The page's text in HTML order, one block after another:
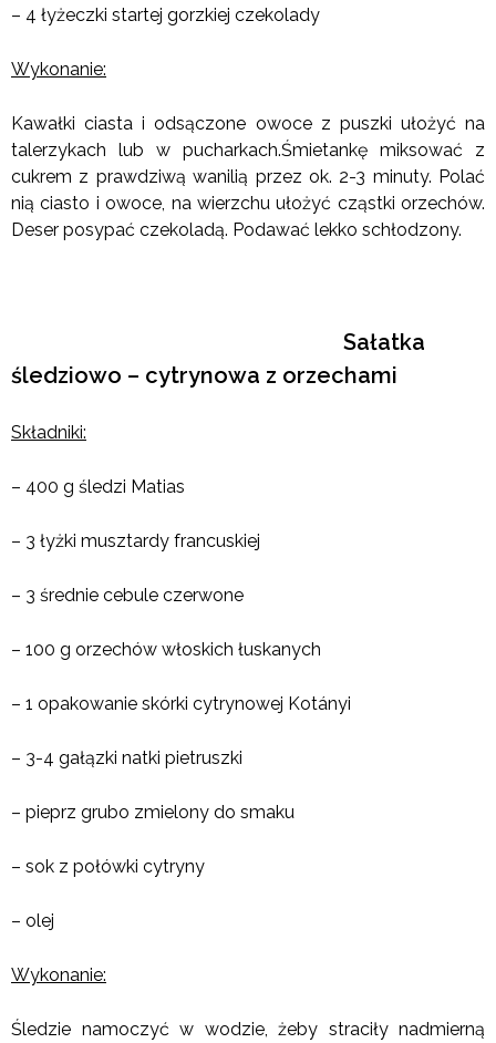
– 4 łyżeczki startej gorzkiej czekolady
Wykonanie:
Kawałki ciasta i odsączone owoce z puszki ułożyć na
talerzykach lub w pucharkach.Śmietankę miksować z
cukrem z prawdziwą wanilią przez ok. 2-3 minuty. Polać
nią ciasto i owoce, na wierzchu ułożyć cząstki orzechów.
Deser posypać czekoladą. Podawać lekko schłodzony.
Sałatka
śledziowo – cytrynowa z orzechami
Składniki:
– 400 g śledzi Matias
– 3 łyżki musztardy francuskiej
– 3 średnie cebule czerwone
– 100 g orzechów włoskich łuskanych
– 1 opakowanie skórki cytrynowej Kotányi
– 3-4 gałązki natki pietruszki
– pieprz grubo zmielony do smaku
– sok z połówki cytryny
– olej
Wykonanie:
Śledzie namoczyć w wodzie, żeby straciły nadmierną